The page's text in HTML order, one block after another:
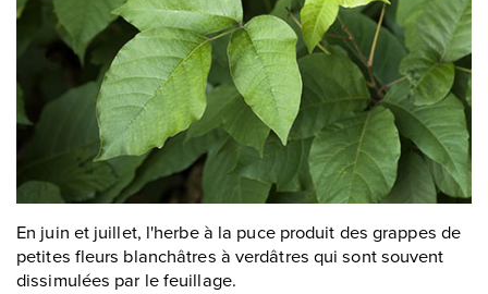
En juin et juillet, l'herbe à la puce produit des grappes de
petites fleurs blanchâtres à verdâtres qui sont souvent
dissimulées par le feuillage.